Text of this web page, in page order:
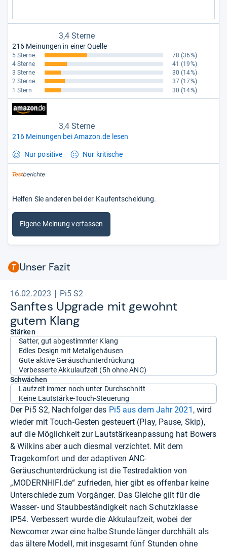
3,4 Sterne
216 Meinungen in einer Quelle
5 Sterne 78 (36%)
4 Sterne
41 (19%)
3 Sterne
30 (14%)
2 Sterne
37 (17%)
1 Stern
30 (14%)
3,4 Sterne
216 Meinungen bei Amazon.de lesen
Nur positive Nur kritische
Helfen Sie anderen bei der Kaufentscheidung.
Eigene Meinung verfassen
Unser Fazit
16.02.2023 Pi5 S2
Sanf­tes Upgrade mit gewohnt
gutem Klang
Stärken
Satter, gut abgestimmter Klang
Edles Design mit Metallgehäusen
Gute aktive Geräuschunterdrückung
Verbesserte Akkulaufzeit (5h ohne ANC)
Schwächen
Laufzeit immer noch unter Durchschnitt
Keine Lautstärke-Touch-Steuerung
Der Pi5 S2, Nachfolger des Pi5 aus dem Jahr 2021 , wird
wieder mit Touch-Gesten gesteuert (Play, Pause, Skip),
auf die Möglichkeit zur Lautstärkeanpassung hat Bowers
& Wilkins aber auch diesmal verzichtet. Mit dem
Tragekomfort und der adaptiven ANC-
Geräuschunterdrückung ist die Testredaktion von
„MODERNHIFI.de“ zufrieden, hier gibt es offenbar keine
Unterschiede zum Vorgänger. Das Gleiche gilt für die
Wasser- und Staubbeständigkeit nach Schutzklasse
IP54. Verbessert wurde die Akkulaufzeit, wobei der
Newcomer zwar eine halbe Stunde länger durchhält als
das ältere Modell, mit insgesamt fünf Stunden ohne